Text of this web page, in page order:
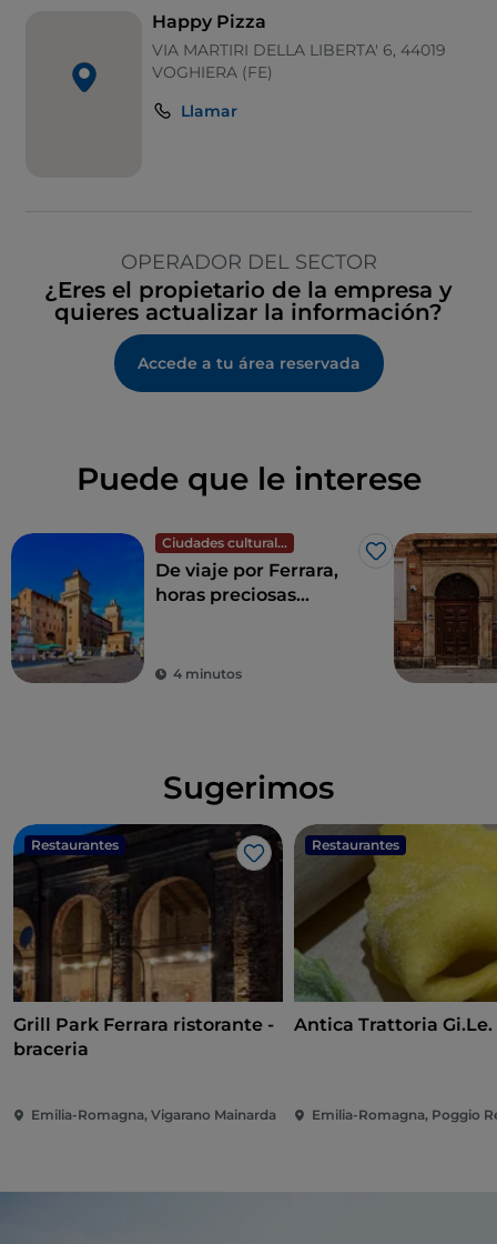
Happy Pizza
VIA MARTIRI DELLA LIBERTA' 6, 44019
VOGHIERA (FE)
Llamar
OPERADOR DEL SECTOR
¿Eres el propietario de la empresa y
quieres actualizar la información?
Accede a tu área reservada
Puede que le interese
Ciudades culturales
Me gusta
De viaje por Ferrara,
horas preciosas
4 minutos
Sugerimos
Restaurantes
Me gusta
Grill Park Ferrara ristorante -
braceria
Emilia-Romagna, Vigarano Mainarda
Restaurantes
Antica Trattoria Gi.Le.
Emilia-Romagna, Poggio